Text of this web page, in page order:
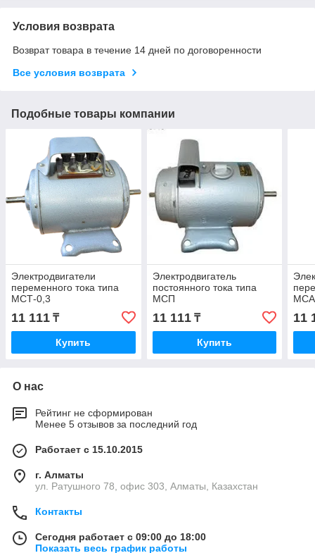
Условия возврата
Возврат товара в течение 14 дней по договоренности
Все условия возврата
Подобные товары компании
Электродвигатели
переменного тока типа
МСТ-0,3
11 111 ₸
Купить
Электродвигатель
постоянного тока типа
МСП
11 111₸
Купить
11
О нас
Рейтинг не сформирован
Менее 5 отзывов за последний год
Работает с 15.10.2015
г. Алматы
ул. Ратушного 78, офис 303, Алматы, Казахстан
Контакты
Сегодня работает с 09:00 до 18:00
Показать весь график работы